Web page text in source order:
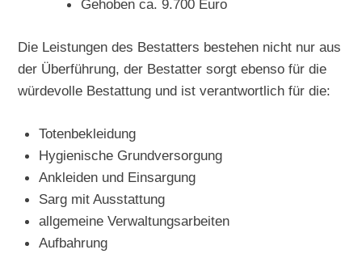
Gehoben ca. 9.700 Euro
Die Leistungen des Bestatters bestehen nicht nur aus
der Überführung, der Bestatter sorgt ebenso für die
würdevolle Bestattung und ist verantwortlich für die:
Totenbekleidung
Hygienische Grundversorgung
Ankleiden und Einsargung
Sarg mit Ausstattung
allgemeine Verwaltungsarbeiten
Aufbahrung